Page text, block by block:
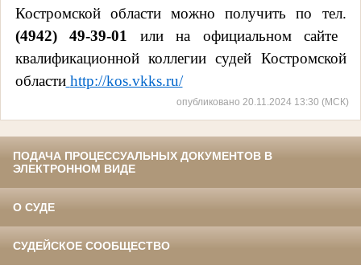
Костромской области можно получить
по тел.
(4942) 49-39-01
или на официальном сайте
квалификационной коллегии судей Костромской
области http://kos.vkks.ru/
опубликовано 20.11.2024 13:30 (МСК)
ПОДАЧА ПРОЦЕССУАЛЬНЫХ ДОКУМЕНТОВ В
ЭЛЕКТРОННОМ ВИДЕ
О СУДЕ
СУДЕЙСКОЕ СООБЩЕСТВО